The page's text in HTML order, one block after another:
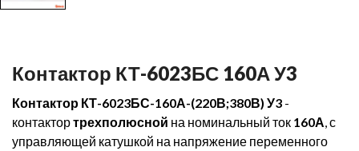
Контактор КТ-6023БС 160А У3
Контактор КТ-6023БС-160А-(220В;380В) У3 -
контактортрехполюсной на номинальный ток 160А , с
управляющей катушкой на напряжение переменного